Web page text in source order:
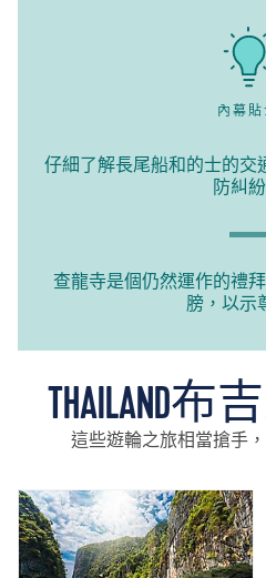
內幕貼
仔細了解長尾船和的士的交
防糾
查龍寺是個仍然運作的禮
膀，以示
THAILAND
這些遊輪之旅相當搶手